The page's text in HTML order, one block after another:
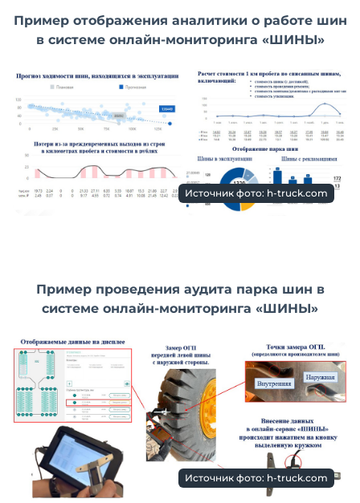
Пример отображения аналитики о работе шин
в системе онлайн-мониторинга «ШИНЫ»
Источник фото: h-truck.com
Пример проведения аудита парка шин в
системе онлайн-мониторинга «ШИНЫ»
Источник фото: h-truck.com